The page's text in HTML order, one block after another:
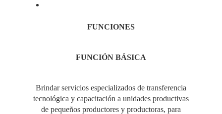
FUNCIONES
FUNCIÓN BÁSICA
Brindar servicios especializados de transferencia
tecnológica y capacitación a unidades productivas
de pequeños productores y productoras, para